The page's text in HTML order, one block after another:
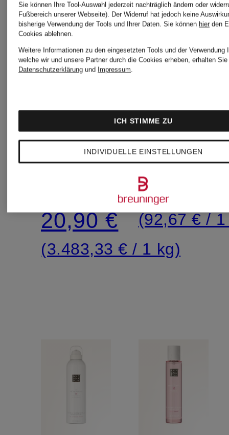
Zertifiziert
RITUALS
OF
Car Air
20,90 €
(3.483,33 € / 1 kg)
Zertifiziert
RITUALS
RITUAL
OF
SAKURA
13,90 €
(92,67 € /
Sie können Ihre Tool-Auswahl jederzeit nachträglich ändern oder
Fußbereich unserer Webseite). Der Widerruf hat jedoch keine
bisherige Verwendung der Tools und Ihrer Daten. Sie können hier den
Cookies ablehnen.
Weitere Informationen zu den eingesetzten Tools und der Verwendung
welche wir und unsere Partner durch die Cookies erheben, erhalten
Datenschutzerklärung und Impressum.
INDIVIDUELLE EINSTELLUNGEN
ICH STIMME ZU